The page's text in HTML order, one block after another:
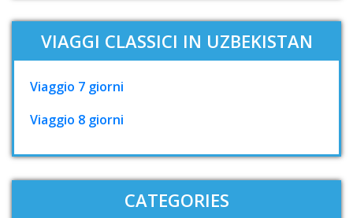
VIAGGI CLASSICI IN UZBEKISTAN
Viaggio 7 giorni
Viaggio 8 giorni
CATEGORIES